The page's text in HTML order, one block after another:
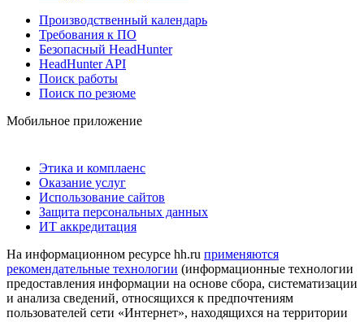
Производственный календарь
Требования к ПО
Безопасный HeadHunter
HeadHunter API
Поиск работы
Поиск по резюме
Мобильное приложение
Этика и комплаенс
Оказание услуг
Использование сайтов
Защита персональных данных
ИТ аккредитация
На информационном ресурсе hh.ru применяются
рекомендательные технологии (информационные технологии
предоставления информации на основе сбора, систематизации
и анализа сведений, относящихся к предпочтениям
пользователей сети «Интернет», находящихся на территории